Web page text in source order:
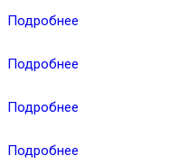
Подробнее
Подробнее
Подробнее
Подробнее